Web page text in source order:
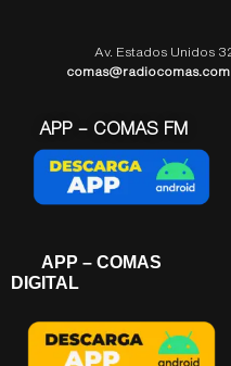
Av. Estados Unidos
APP – COMAS FM
APP – COMAS
DIGITAL